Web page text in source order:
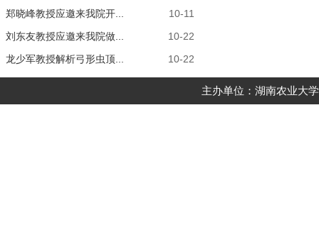
10-11
郑晓峰教授应邀来我院开...
10-22
刘东友教授应邀来我院做...
10-22
龙少军教授解析弓形虫顶...
主办单位：湖南农业大